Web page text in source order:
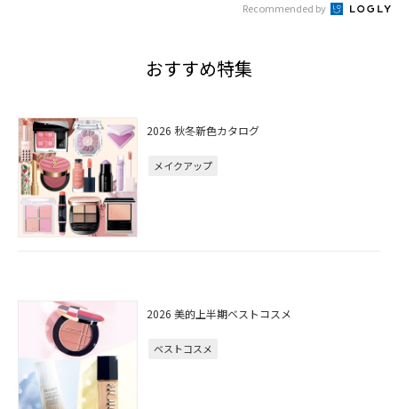
Recommended by
おすすめ特集
2026 秋冬新色カタログ
メイクアップ
2026 美的上半期ベストコスメ
ベストコスメ